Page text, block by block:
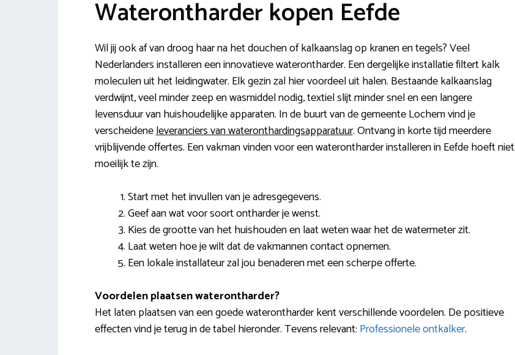
Waterontharder kopen Eefde
Wil jij ook af van droog haar na het douchen of kalkaanslag op kranen en tegels? Veel
Nederlanders installeren een innovatieve waterontharder. Een dergelijke installatie filtert kalk
moleculen uit het leidingwater. Elk gezin zal hier voordeel uit halen. Bestaande kalkaanslag
verdwijnt, veel minder zeep en wasmiddel nodig, textiel slijt minder snel en een langere
levensduur van huishoudelijke apparaten. In de buurt van de gemeente Lochem vind je
verscheideneleveranciers van wateronthardingsapparatuur. Ontvang in korte tijd meerdere
vrijblijvende offertes. Een vakman vinden voor een waterontharder installeren in Eefde hoeft niet
moeilijk te zijn.
Start met het invullen van je adresgegevens.
Geef aan wat voor soort ontharder je wenst.
Kies de grootte van het huishouden en laat weten waar het de watermeter zit.
Laat weten hoe je wilt dat de vakmannen contact opnemen.
Een lokale installateur zal jou benaderen met een scherpe offerte.
Voordelen plaatsen waterontharder?
Het laten plaatsen van een goede waterontharder kent verschillende voordelen. De positieve
effecten vind je terug in de tabel hieronder. Tevens relevant: Professionele ontkalker.